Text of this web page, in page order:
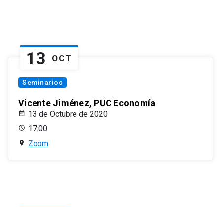
13 OCT
Seminarios
Vicente Jiménez, PUC Economía
13 de Octubre de 2020
17:00
Zoom